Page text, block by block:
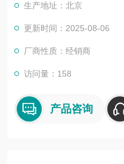
生产地址：北京
更新时间：2025-08-06
厂商性质：经销商
访问量：158
产品咨询